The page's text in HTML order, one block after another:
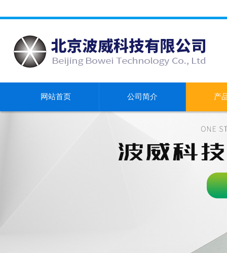
网站首页 公司简介 产